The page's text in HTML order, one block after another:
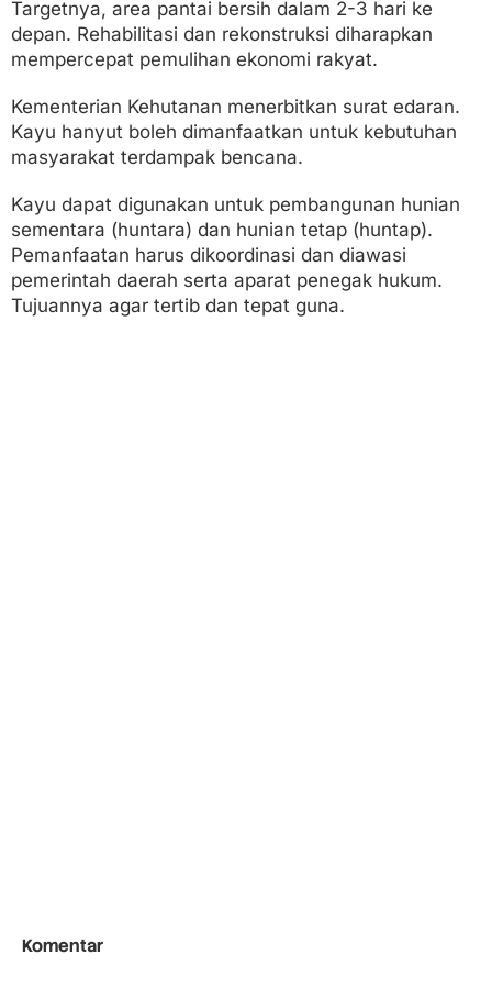
Targetnya, area pantai bersih dalam 2-3 hari ke
depan. Rehabilitasi dan rekonstruksi diharapkan
mempercepat pemulihan ekonomi rakyat.
Kementerian Kehutanan menerbitkan surat edaran.
Kayu hanyut boleh dimanfaatkan untuk kebutuhan
masyarakat terdampak bencana.
Kayu dapat digunakan untuk pembangunan hunian
sementara (huntara) dan hunian tetap (huntap).
Pemanfaatan harus dikoordinasi dan diawasi
pemerintah daerah serta aparat penegak hukum.
Tujuannya agar tertib dan tepat guna.
Komentar